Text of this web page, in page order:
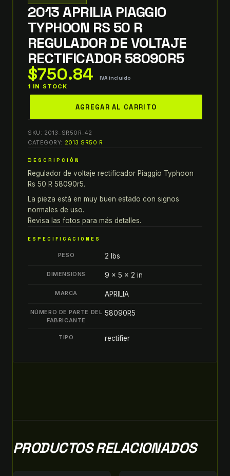
2013 APRILIA PIAGGIO
TYPHOON RS 50 R
REGULADOR DE VOLTAJE
RECTIFICADOR 58090R5
$750.84 IVA incluido
1 IN STOCK
typhoon
50
R
REGULADOR
DE
VOLTAJE
RECTIFICADOR
58090R5
AGREGAR AL CARRITO
SKU: 2013_SR50R_42
CATEGORY: 2013 SR50 R
DESCRIPCIÓN
Regulador de voltaje rectificador Piaggio Typhoon
Rs 50 R 58090r5.
La pieza está en muy buen estado con signos
normales de uso.
Revisa las fotos para más detalles.
ESPECIFICACIONES
PESO 2 lbs
DIMENSIONS 9 × 5 × 2 in
MARCA APRILIA
NÚMERO DE PARTE DEL
FABRICANTE
58090R5
TIPO rectifier
PRODUCTOS RELACIONADOS